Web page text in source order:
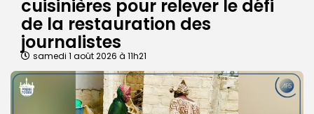
cuisinières pour relever le défi
de la restauration des
journalistes
samedi 1 août 2026 à 11h21